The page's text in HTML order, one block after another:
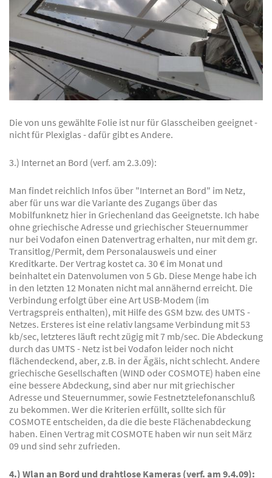
Die von uns gewählte Folie ist nur für Glasscheiben geeignet -
nicht für Plexiglas - dafür gibt es Andere.
3.) Internet an Bord (verf. am 2.3.09):
Man findet reichlich Infos über "Internet an Bord" im Netz,
aber für uns war die Variante des Zugangs über das
Mobilfunknetz hier in Griechenland das Geeignetste. Ich habe
ohne griechische Adresse und griechischer Steuernummer
nur bei Vodafon einen Datenvertrag erhalten, nur mit dem gr.
Transitlog/Permit, dem Personalausweis und einer
Kreditkarte. Der Vertrag kostet ca. 30 € im Monat und
beinhaltet ein Datenvolumen von 5 Gb. Diese Menge habe ich
in den letzten 12 Monaten nicht mal annähernd erreicht. Die
Verbindung erfolgt über eine Art USB-Modem (im
Vertragspreis enthalten), mit Hilfe des GSM bzw. des UMTS -
Netzes. Ersteres ist eine relativ langsame Verbindung mit 53
kb/sec, letzteres läuft recht zügig mit 7 mb/sec. Die Abdeckung
durch das UMTS - Netz ist bei Vodafon leider noch nicht
flächendeckend, aber, z.B. in der Ägäis, nicht schlecht. Andere
griechische Gesellschaften (WIND oder COSMOTE) haben eine
eine bessere Abdeckung, sind aber nur mit griechischer
Adresse und Steuernummer, sowie Festnetztelefonanschluß
zu bekommen. Wer die Kriterien erfüllt, sollte sich für
COSMOTE entscheiden, da die die beste Flächenabdeckung
haben. Einen Vertrag mit COSMOTE haben wir nun seit März
09 und sind sehr zufrieden.
4.) Wlan an Bord und drahtlose Kameras (verf. am 9.4.09):